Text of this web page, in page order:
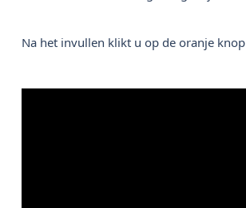
Na het invullen klikt u op de oranje knop